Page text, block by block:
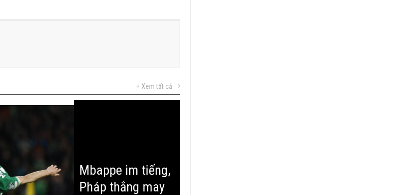
+ Xem tất cả
Mbappe im tiếng,
Pháp thắng may